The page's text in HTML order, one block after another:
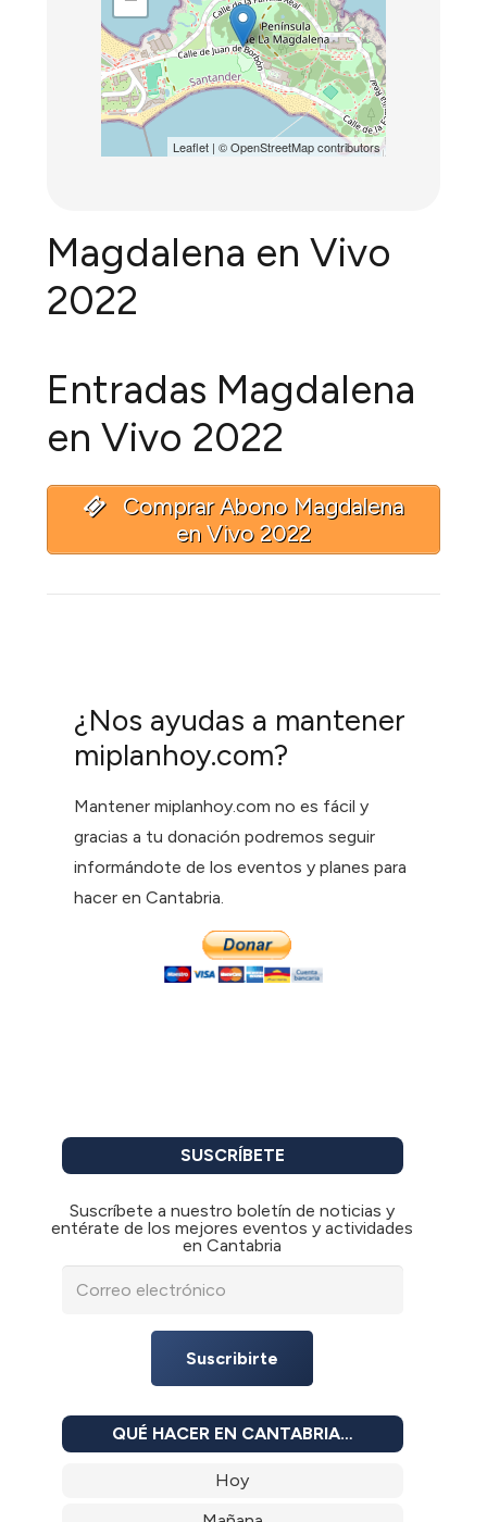
Leaflet| ©OpenStreetMapcontributors
Magdalena en Vivo
2022
Entradas Magdalena
en Vivo 2022
Comprar Abono Magdalena
en Vivo 2022
¿Nos ayudas a mantener
miplanhoy.com?
Mantener miplanhoy.com no es fácil y
gracias a tu donación podremos seguir
informándote de los eventos y planes para
hacer en Cantabria.
SUSCRÍBETE
Suscríbete a nuestro boletín de noticias y
entérate de los mejores eventos y actividades
en Cantabria
Suscribirte
QUÉ HACER EN CANTABRIA…
Hoy